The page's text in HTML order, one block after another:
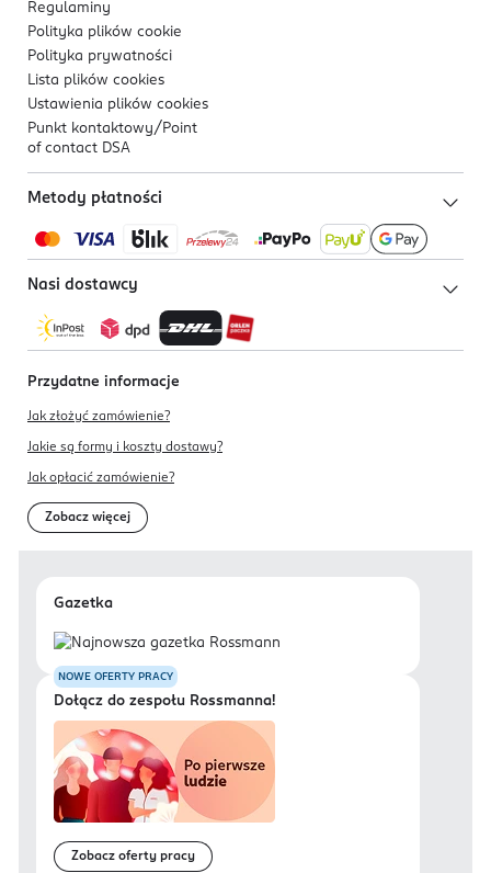
Regulaminy
Polityka plików cookie
Polityka prywatności
Lista plików cookies
Ustawienia plików cookies
Punkt kontaktowy/ Point
of contact DSA
Metody płatności
Nasi dostawcy
Przydatne informacje
Jak złożyć zamówienie?
Jakie są formy i koszty dostawy?
Jak opłacić zamówienie?
Zobacz więcej
Gazetka
NOWE OFERTY PRACY
Dołącz do zespołu Rossmanna!
Zobacz oferty pracy